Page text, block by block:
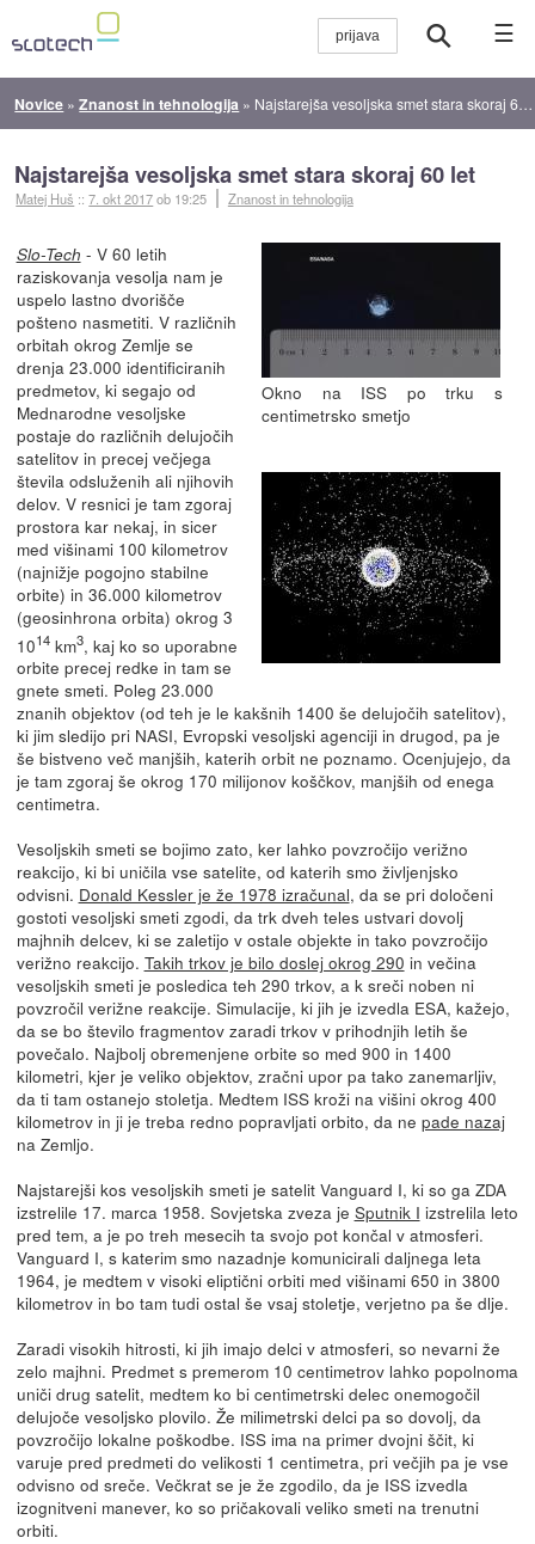
☰
Novice »Znanost in tehnologija » Najstarejša vesoljska smet stara skoraj 60 let
Najstarejša vesoljska smet stara skoraj 60 let
Matej Huš ::7. okt 2017ob 19:25 Znanost in tehnologija
Okno na ISS po trku s
centimetrsko smetjo
Slo-Tech - V 60 letih
raziskovanja vesolja nam je
uspelo lastno dvorišče
pošteno nasmetiti. V različnih
orbitah okrog Zemlje se
drenja 23.000 identificiranih
predmetov, ki segajo od
Mednarodne vesoljske
postaje do različnih delujočih
satelitov in precej večjega
števila odsluženih ali njihovih
delov. V resnici je tam zgoraj
prostora kar nekaj, in sicer
med višinami 100 kilometrov
(najnižje pogojno stabilne
orbite) in 36.000 kilometrov
(geosinhrona orbita) okrog 3
1014km3, kaj ko so uporabne
orbite precej redke in tam se
gnete smeti. Poleg 23.000
znanih objektov (od teh je le kakšnih 1400 še delujočih satelitov),
ki jim sledijo pri NASI, Evropski vesoljski agenciji in drugod, pa je
še bistveno več manjših, katerih orbit ne poznamo. Ocenjujejo, da
je tam zgoraj še okrog 170 milijonov koščkov, manjših od enega
centimetra.
Vesoljskih smeti se bojimo zato, ker lahko povzročijo verižno
reakcijo, ki bi uničila vse satelite, od katerih smo življenjsko
odvisni. Donald Kessler je že 1978 izračunal, da se pri določeni
gostoti vesoljski smeti zgodi, da trk dveh teles ustvari dovolj
majhnih delcev, ki se zaletijo v ostale objekte in tako povzročijo
verižno reakcijo. Takih trkov je bilo doslej okrog 290 in večina
vesoljskih smeti je posledica teh 290 trkov, a k sreči noben ni
povzročil verižne reakcije. Simulacije, ki jih je izvedla ESA, kažejo,
da se bo število fragmentov zaradi trkov v prihodnjih letih še
povečalo. Najbolj obremenjene orbite so med 900 in 1400
kilometri, kjer je veliko objektov, zračni upor pa tako zanemarljiv,
da ti tam ostanejo stoletja. Medtem ISS kroži na višini okrog 400
kilometrov in ji je treba redno popravljati orbito, da ne pade nazaj
na Zemljo.
Najstarejši kos vesoljskih smeti je satelit Vanguard I, ki so ga ZDA
izstrelile 17. marca 1958. Sovjetska zveza je Sputnik I izstrelila leto
pred tem, a je po treh mesecih ta svojo pot končal v atmosferi.
Vanguard I, s katerim smo nazadnje komunicirali daljnega leta
1964, je medtem v visoki eliptični orbiti med višinami 650 in 3800
kilometrov in bo tam tudi ostal še vsaj stoletje, verjetno pa še dlje.
Zaradi visokih hitrosti, ki jih imajo delci v atmosferi, so nevarni že
zelo majhni. Predmet s premerom 10 centimetrov lahko popolnoma
uniči drug satelit, medtem ko bi centimetrski delec onemogočil
delujoče vesoljsko plovilo. Že milimetrski delci pa so dovolj, da
povzročijo lokalne poškodbe. ISS ima na primer dvojni ščit, ki
varuje pred predmeti do velikosti 1 centimetra, pri večjih pa je vse
odvisno od sreče. Večkrat se je že zgodilo, da je ISS izvedla
izognitveni manever, ko so pričakovali veliko smeti na trenutni
orbiti.